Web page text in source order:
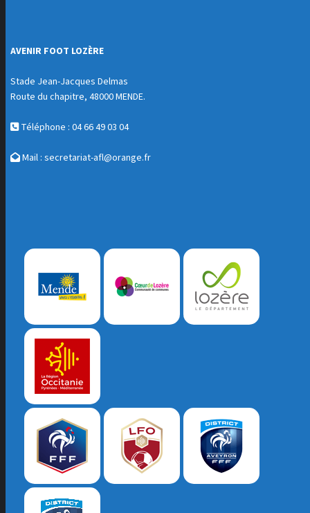
AVENIR FOOT LOZÈRE
Stade Jean-Jacques Delmas
Route du chapitre, 48000 MENDE.
Téléphone : 04 66 49 03 04
Mail : secretariat-afl@orange.fr